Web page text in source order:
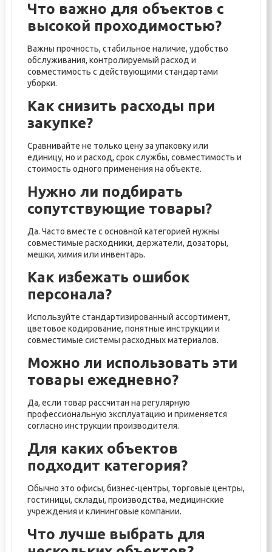
Что важно для объектов с
высокой проходимостью?
Важны прочность, стабильное наличие, удобство
обслуживания, контролируемый расход и
совместимость с действующими стандартами
уборки.
Как снизить расходы при
закупке?
Сравнивайте не только цену за упаковку или
единицу, но и расход, срок службы, совместимость и
стоимость одного применения на объекте.
Нужно ли подбирать
сопутствующие товары?
Да. Часто вместе с основной категорией нужны
совместимые расходники, держатели, дозаторы,
мешки, химия или инвентарь.
Как избежать ошибок
персонала?
Используйте стандартизированный ассортимент,
цветовое кодирование, понятные инструкции и
совместимые системы расходных материалов.
Можно ли использовать эти
товары ежедневно?
Да, если товар рассчитан на регулярную
профессиональную эксплуатацию и применяется
согласно инструкции производителя.
Для каких объектов
подходит категория?
Обычно это офисы, бизнес-центры, торговые центры,
гостиницы, склады, производства, медицинские
учреждения и клининговые компании.
Что лучше выбрать для